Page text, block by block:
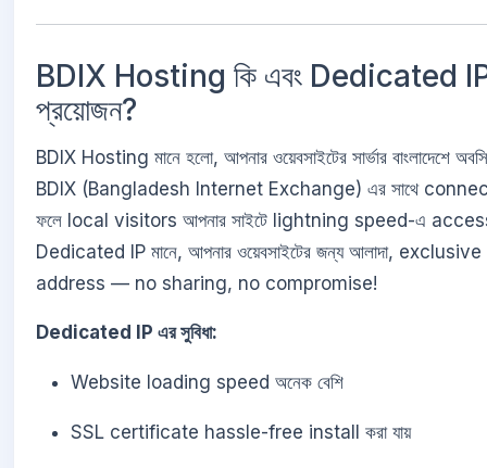
BDIX Hosting কি এবং Dedicated
প্রয়োজন?
BDIX Hosting মানে হলো, আপনার ওয়েবসাইটের সার্ভার বাংলাদেশে
BDIX (Bangladesh Internet Exchange) এর সাথে
ফলে local visitors আপনার সাইটে lightning speed-এ
Dedicated IP মানে, আপনার ওয়েবসাইটের জন্য আলাদা, exclusive
address — no sharing, no compromise!
Dedicated IP এর সুবিধা:
Website loading speed অনেক বেশি
SSL certificate hassle-free install করা যায়